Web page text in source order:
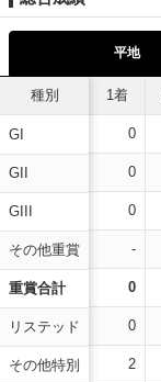
平地
種別
GI
GII
GIII
その他重賞
重賞合計
リステッド
その他特別
1着
0
0
0
-
0
0
2